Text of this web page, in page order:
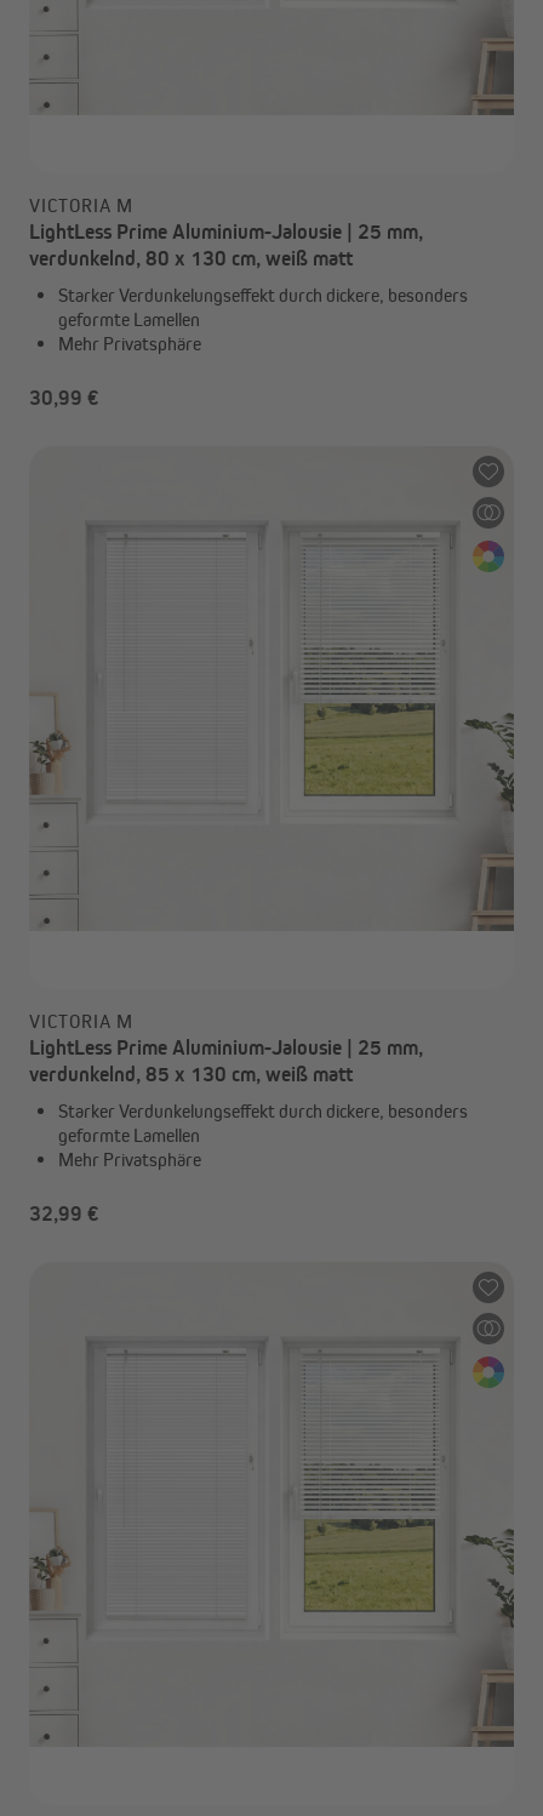
VICTORIA M
LightLess Prime Aluminium-Jalousie | 25 mm,
verdunkelnd, 80 x 130 cm, weiß matt
Starker Verdunkelungseffekt durch dickere, besonders
geformte Lamellen
Mehr Privatsphäre
30,99 €
VICTORIA M
LightLess Prime Aluminium-Jalousie | 25 mm,
verdunkelnd, 85 x 130 cm, weiß matt
Starker Verdunkelungseffekt durch dickere, besonders
geformte Lamellen
Mehr Privatsphäre
32,99 €